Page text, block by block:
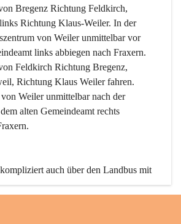
Bregenz Richtung Feldkirch,
Richtung Klaus-Weiler. In der
von Weiler unmittelbar vor
links abbiegen nach Fraxern.
Feldkirch Richtung Bregenz,
Richtung Klaus Weiler fahren.
Weiler unmittelbar nach der
alten Gemeindeamt rechts
auch über den Landbus mit
zu erreichen. Die Linie